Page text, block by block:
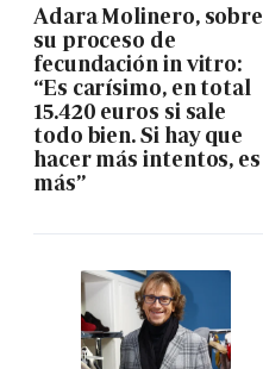
Adara Molinero, sobre
su proceso de
fecundación in vitro:
“Es carísimo, en total
15.420 euros si sale
todo bien. Si hay que
hacer más intentos, es
más”